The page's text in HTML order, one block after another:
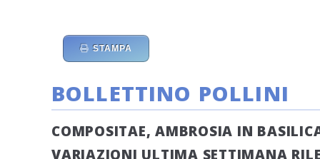
STAMPA
BOLLETTINO POLLINI
COMPOSITAE, AMBROSIA IN
VARIAZIONI ULTIMA SETTIMANA